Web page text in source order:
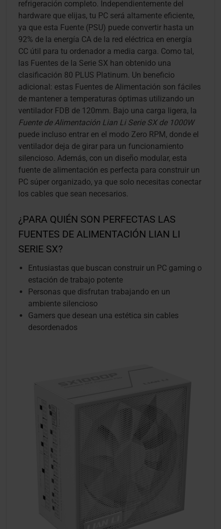
refrigeración completo. Independientemente del
hardware que elijas, tu PC será altamente eficiente,
ya que esta Fuente (PSU) puede convertir hasta un
92% de la energía CA de la red eléctrica en energía
CC útil para tu ordenador a media carga. Como tal,
las Fuentes de la Serie SX han obtenido una
clasificación 80 PLUS Platinum. Un beneficio
adicional: estas Fuentes de Alimentación son fáciles
de mantener a temperaturas óptimas utilizando un
ventilador FDB de 120mm. Bajo una carga ligera, la
Fuente de Alimentación Lian Li Serie SX de 1000W
puede incluso entrar en el modo Zero RPM, donde el
ventilador deja de girar para un funcionamiento
silencioso. Además, con un diseño modular, esta
fuente de alimentación es perfecta para construir un
PC súper organizado, ya que solo necesitas conectar
los cables que sean necesarios.
¿PARA QUIÉN SON PERFECTAS LAS
FUENTES DE ALIMENTACIÓN LIAN LI
SERIE SX?
Entusiastas que buscan construir un PC gaming o
estación de trabajo potente
Personas que disfrutan trabajando en un
ambiente silencioso
Gamers que desean una estética sin cables
desordenados